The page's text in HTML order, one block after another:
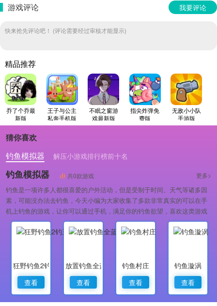
游戏评论 我要评论
快来抢先评论吧！ (评论需要经过审核才能显示)
精品推荐
乔了个乔最
新版
王子与公主
私奔手机版
不眠之窗游
戏最新版
指尖炸弹免
费版
无敌小小队
手游版
猜你喜欢
钓鱼模拟器
解压小游戏排行榜前十名
休闲趣味的关卡挑战游戏
钓鱼模拟器 共0款游戏 更多>
钓鱼是一项许多人都很喜爱的户外活动，但是受制于时间、天气等诸多因
素，可能没办法去钓鱼，今天小编为大家收集了多款非常真实的可以在手
机上钓鱼的游戏，让你可以通过手机，满足你的钓鱼欲望，喜欢这类游戏
的小伙伴，快来下载吧！
狂野钓鱼2钓王荣耀
查看
放置钓鱼全蓝
查看
钓鱼村庄
查看
钓鱼漩涡
查看